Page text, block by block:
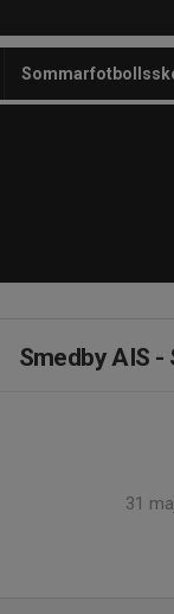
Smedby AIS -
31